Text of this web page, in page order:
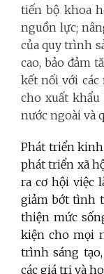
tiến bộ khoa
nguồn lực;
của quy trình
cao, bảo đảm
kết nối với các
cho xuất khẩu
nước ngoài và
Phát triển kinh
phát triển xã
ra cơ hội việc
giảm bớt tình
thiện mức
kiện chomọi
trình sáng
các giá trị và